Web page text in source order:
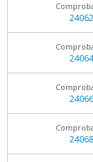
24062
24064
24066
24068